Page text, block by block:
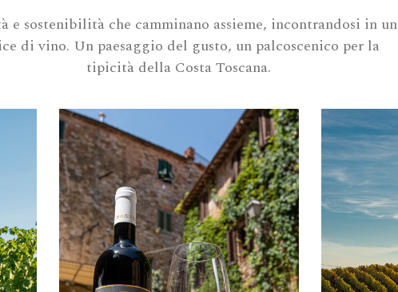
e sostenibilità che camminano assieme, incontrandosi in un
di vino. Un paesaggio del gusto, un palcoscenico per la
tipicità della Costa Toscana.